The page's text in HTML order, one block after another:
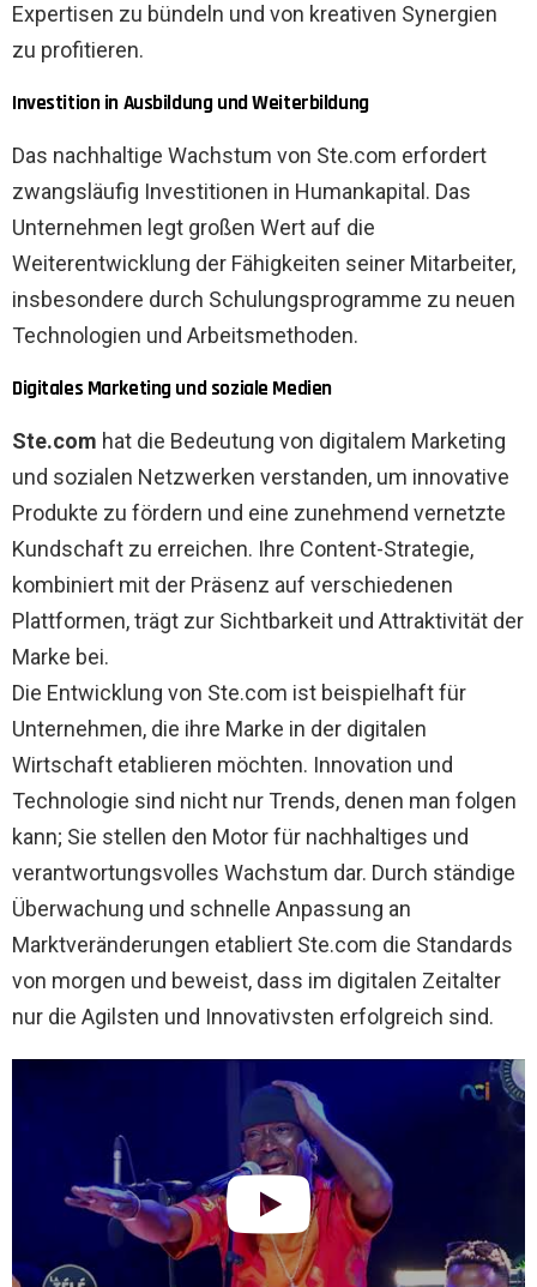
Expertisen zu bündeln und von kreativen Synergien
zu profitieren.
Investition in Ausbildung und Weiterbildung
Das nachhaltige Wachstum von Ste.com erfordert
zwangsläufig Investitionen in Humankapital. Das
Unternehmen legt großen Wert auf die
Weiterentwicklung der Fähigkeiten seiner Mitarbeiter,
insbesondere durch Schulungsprogramme zu neuen
Technologien und Arbeitsmethoden.
Digitales Marketing und soziale Medien
Ste.com hat die Bedeutung von digitalem Marketing
und sozialen Netzwerken verstanden, um innovative
Produkte zu fördern und eine zunehmend vernetzte
Kundschaft zu erreichen. Ihre Content-Strategie,
kombiniert mit der Präsenz auf verschiedenen
Plattformen, trägt zur Sichtbarkeit und Attraktivität der
Marke bei.
Die Entwicklung von Ste.com ist beispielhaft für
Unternehmen, die ihre Marke in der digitalen
Wirtschaft etablieren möchten. Innovation und
Technologie sind nicht nur Trends, denen man folgen
kann; Sie stellen den Motor für nachhaltiges und
verantwortungsvolles Wachstum dar. Durch ständige
Überwachung und schnelle Anpassung an
Marktveränderungen etabliert Ste.com die Standards
von morgen und beweist, dass im digitalen Zeitalter
nur die Agilsten und Innovativsten erfolgreich sind.